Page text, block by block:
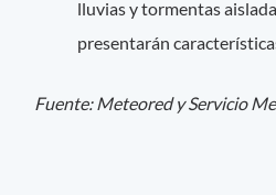
lluvias y tormentas
presentarán
Fuente: Meteored y Servicio